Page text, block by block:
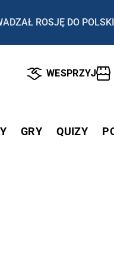
ROSJĘ DO POLSKI
WESPRZYJ
GRY QUIZY